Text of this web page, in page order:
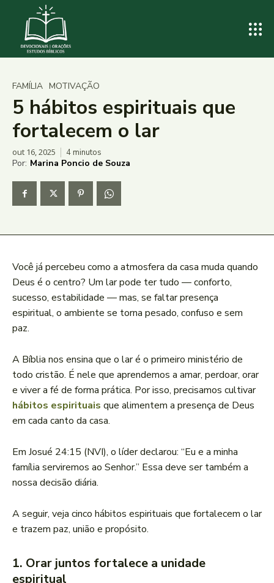
FAMÍLIA MOTIVAÇÃO
5 hábitos espirituais que
fortalecem o lar
out 16, 2025 4minutos
Por: Marina Poncio de Souza
Você já percebeu como a atmosfera da casa muda quando
Deus é o centro? Um lar pode ter tudo — conforto,
sucesso, estabilidade — mas, se faltar presença
espiritual, o ambiente se torna pesado, confuso e sem
paz.
A Bíblia nos ensina que o lar é o primeiro ministério de
todo cristão. É nele que aprendemos a amar, perdoar, orar
e viver a fé de forma prática. Por isso, precisamos cultivar
hábitos espirituais que alimentem a presença de Deus
em cada canto da casa.
Em Josué 24:15 (NVI), o líder declarou: “Eu e a minha
família serviremos ao Senhor.” Essa deve ser também a
nossa decisão diária.
A seguir, veja cinco hábitos espirituais que fortalecem o lar
e trazem paz, união e propósito.
1. Orar juntos fortalece a unidade
espiritual